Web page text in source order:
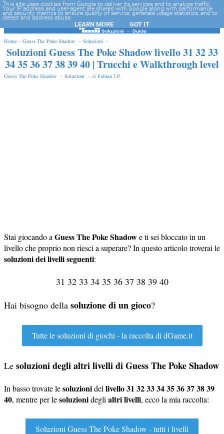
-->
Home - Guess The Poke Shadow - Soluzioni -
Soluzioni Guess The Poke Shadow livello 31 32 33
34 35 36 37 38 39 40 | Trucchi e Walkthrough level
Guess The Poke Shadow - Soluzioni - di Fabian J.P.
Stai giocando a Guess The Poke Shadowe ti sei bloccato in un
livello che proprio non riesci a superare? In questo articolo troverai le
soluzioni dei livelli seguenti:
31 32 33 34 35 36 37 38 39 40
Hai bisogno della soluzione di un gioco?
Tutte le soluzioni di giochi - la raccolta di dGame.it
Le soluzioni degli altri livelli diGuess The Poke Shadow
In basso trovate lesoluzionidel livello 31 32 33 34 35 36 37 38 39
40, mentre per lesoluzionidegli altri livelli, ecco la mia raccolta:
Soluzioni Guess The Poke Shadow - tutti i livelli
EDIT
This site uses cookies from Google to deliver its services and to analyze traffic.
Your IP address and user-agent are shared with Google along with performance
and security metrics to ensure quality of service, generate usage statistics, and to
detect and address abuse.
LEARN MORE GOT IT